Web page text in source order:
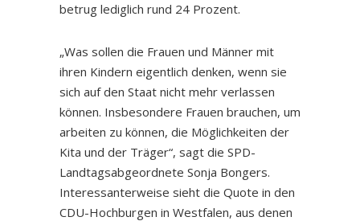
betrug lediglich rund 24 Prozent.
„Was sollen die Frauen und Männer mit
ihren Kindern eigentlich denken, wenn sie
sich auf den Staat nicht mehr verlassen
können. Insbesondere Frauen brauchen, um
arbeiten zu können, die Möglichkeiten der
Kita und der Träger“, sagt die SPD-
Landtagsabgeordnete Sonja Bongers.
Interessanterweise sieht die Quote in den
CDU-Hochburgen in Westfalen, aus denen